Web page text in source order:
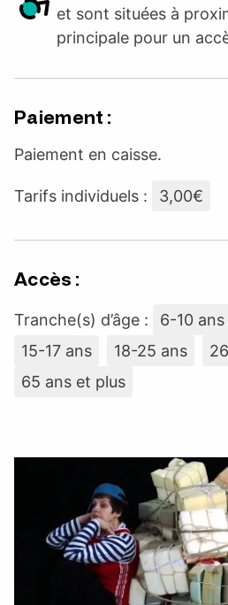
et sont situées à
principale pour un
Paiement :
Paiement en caisse.
Tarifs individuels : 3,00€
Accès :
Tranche(s) d’âge : 6-10 ans
15-17 ans
18-25 ans
65 ans et plus